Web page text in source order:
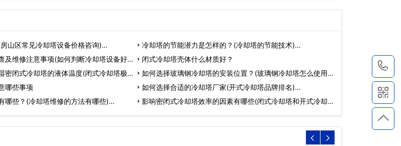
山区常见冷却塔设备价格咨询)…
冷却塔的节能潜力是怎样的？(冷却塔的节能技术)…
及维修注意事项(如何判断冷却塔设备好
闭式冷却塔壳体什么材质好？
密闭式冷却塔的液体温度(闭式冷却塔极
如何选择玻璃钢冷却塔的安装位置？(玻璃钢冷却塔怎么使用)
…
哪些事项
如何选择合适的冷却塔厂家(开式冷却塔品牌排名)…
哪些？(冷却塔维修的方法有哪些)…
影响密闭式冷却塔效率的因素有哪些(闭式冷却塔和开式冷却
塔…